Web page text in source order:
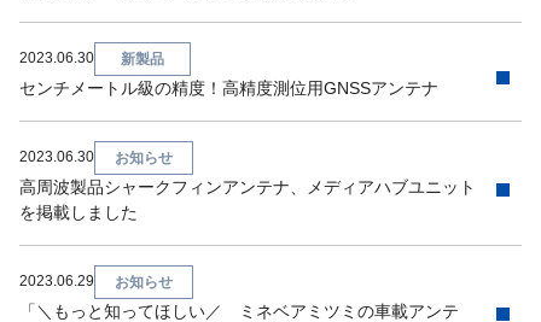
2023.06.30 新製品
センチメートル級の精度！高精度測位用GNSSアンテナ
2023.06.30 お知らせ
高周波製品シャークフィンアンテナ、メディアハブユニット
を掲載しました
2023.06.29 お知らせ
「＼もっと知ってほしい／ ミネベアミツミの車載アンテ